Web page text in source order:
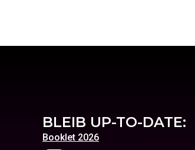
BLEIB UP-TO-DATE:
Booklet 2026